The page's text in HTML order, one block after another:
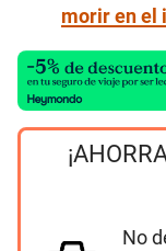
morir en el
No